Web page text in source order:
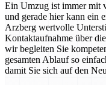
Ein Umzug ist immer mit
und gerade hier kann ein
Arzberg wertvolle
Kontaktaufnahme über
wir begleiten Sie
gesamten Ablauf so
damit Sie sich auf den